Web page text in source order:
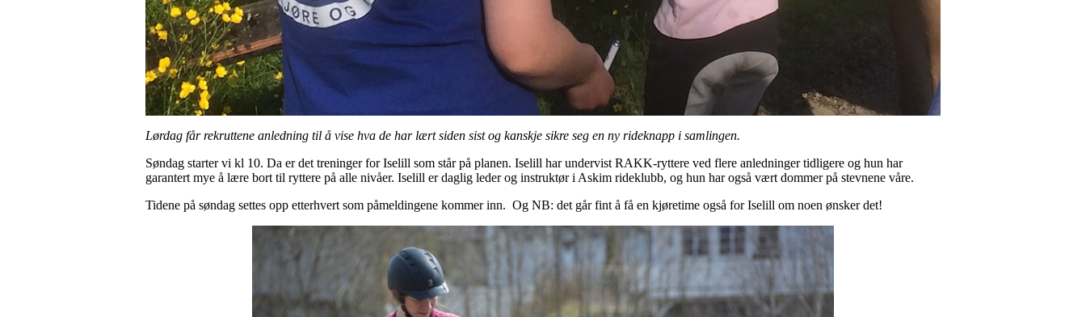
Lørdag får rekruttene anledning til å vise hva de har lært siden sist og kanskje sikre seg en ny rideknapp i samlingen.
Søndag starter vi kl 10. Da er det treninger for Iselill som står på planen. Iselill har undervist RAKK-ryttere ved flere anledninger tidligere og hun har
garantert mye å lære bort til ryttere på alle nivåer. Iselill er daglig leder og instruktør i Askim rideklubb, og hun har også vært dommer på stevnene våre.
Tidene på søndag settes opp etterhvert som påmeldingene kommer inn. Og NB: det går fint å få en kjøretime også for Iselill om noen ønsker det!